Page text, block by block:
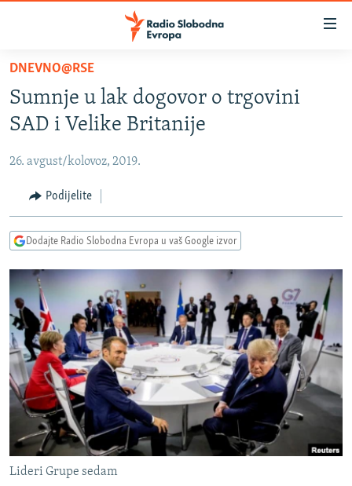
Pređite
glavni
sadržaj
na
navigaciju
Pređite
na
BOSNA I HERCEGOVINA
KOSOVO
CRNA GORA
VIDEO
FOTOGALERIJE
INFOGRAFIKE
PODCASTI
RAT U UKRAJINI
KINA NA BALKANU
RSE PRIČE IZ SVIJETA
ISPRIČAJ MI
DNEVNO@RSE
SPECIJALI RSE
VIŠE OD NASLOVA
GENOCID U SREBRENICI
PRATITE NAS
DNEVNO@RSE
Sumnje u lak dogovor o trgovini
SAD i Velike Britanije
26. avgust/kolovoz, 2019.
Podijelite
Dodajte Radio Slobodna Evropa u vaš Google izvor
Lideri Grupe sedam